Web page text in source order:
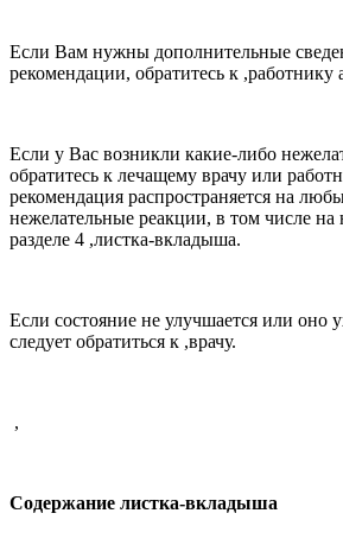
Если Вам нужны дополнительные
рекомендации, обратитесь к ,работнику
Если у Вас возникли какие-либо
обратитесь к лечащему врачу или
рекомендация распространяется на
нежелательные реакции, в том числе на
разделе 4 ,листка-вкладыша.
Если состояние не улучшается или оно
следует обратиться к ,врачу.
,
Содержание листка-вкладыша